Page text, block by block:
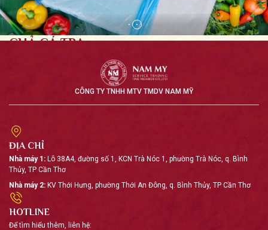
CHẢ CÁ TRA
Surimi (một từ tiếng Nhật) chỉ những sản phẩm làm từ thịt
cá xay nhuyễn. Surimi từ cá tra có một mùi thơm đặc trưng,
94.7%
THỊT CÁ
Xem chi tiết
MỠ CÁ
CÔNG TY TNHH MTV TMDV NAM MỸ
ĐỊA CHỈ
Nhà máy 1: Lô 38A4, đường số 1, KCN Trà Nóc 1, phường Trà Nóc, q. Bình
Thủy, TP Cần Thơ
Nhà máy 2: KV Thới Hưng, phường Thới An Đông, q. Bình Thủy, TP Cần Thơ
HOTLINE
Để tìm hiểu thêm, liên hệ: